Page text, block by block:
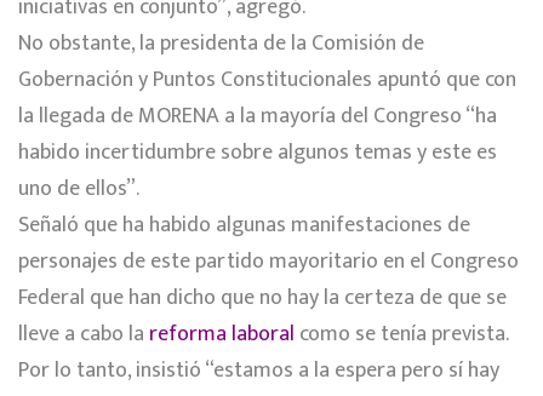
No obstante, la presidenta de la Comisión de
Gobernación y Puntos Constitucionales apuntó que con
la llegada de MORENA a la mayoría del Congreso “ha
habido incertidumbre sobre algunos temas y este es
uno de ellos”.
Señaló que ha habido algunas manifestaciones de
personajes de este partido mayoritario en el Congreso
Federal que han dicho que no hay la certeza de que se
lleve a cabo la reforma laboral como se tenía prevista.
Por lo tanto, insistió “estamos a la espera pero sí hay